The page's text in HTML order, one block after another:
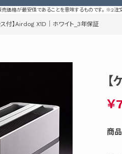
価格が最安値であることを意味するものです。 ※2
ス付】Airdog X1D｜ホワイト_3年保証
￥
商